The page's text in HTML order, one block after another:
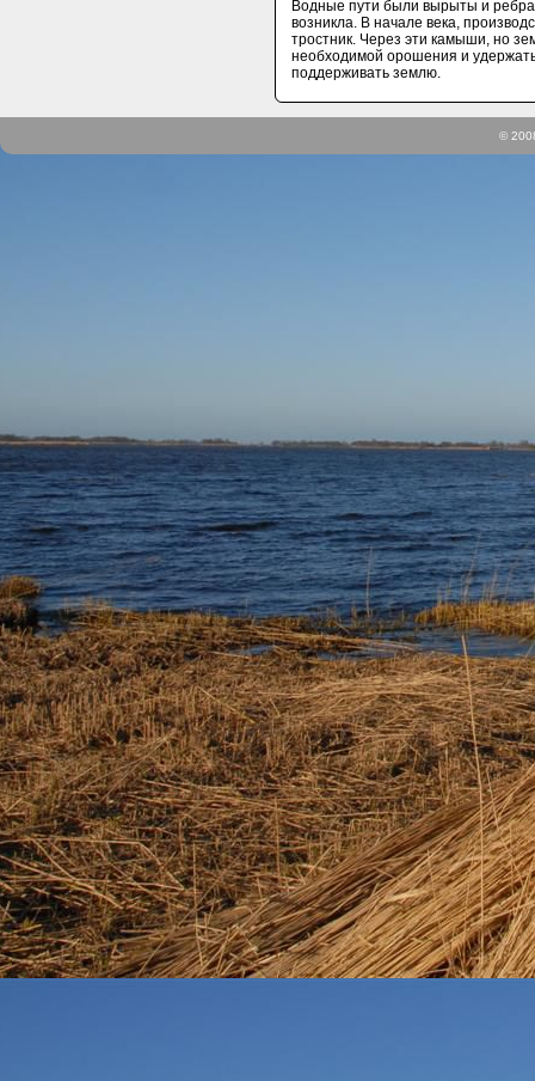
Водные пути были вырыты и
возникла. В начале века,
тростник. Через эти камыши, но
необходимой орошения и
поддерживать землю.
©